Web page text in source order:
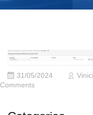
31/05/2024
Comments